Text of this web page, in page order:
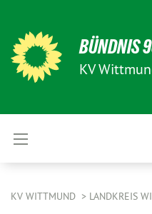
BÜNDNIS
KV
KV WITTMUND LANDKREIS